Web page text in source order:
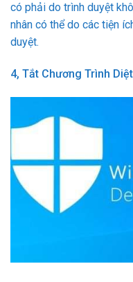
có phải do trình duyệt
nhân có thể do các tiện
duyệt.
4, Tắt Chương Trình